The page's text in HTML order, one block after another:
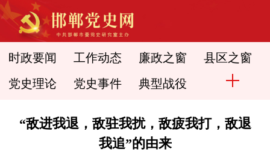
时政要闻 工作动态 廉政之窗 县区之窗
党史理论 党史事件 典型战役
“敌进我退，敌驻我扰，敌疲我打，敌退
我追”的由来